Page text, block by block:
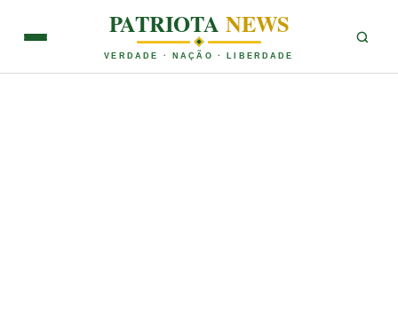
PATRIOTANEWS
VERDADE · NAÇÃO · LIBERDADE